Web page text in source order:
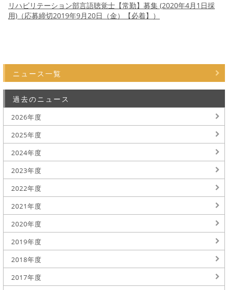
リハビリテーション部言語聴覚士【常勤】募集 (2020年4月1日採
用)（応募締切2019年9月20日（金）【必着】）
ニュース一覧
過去のニュース
2026年度
2025年度
2024年度
2023年度
2022年度
2021年度
2020年度
2019年度
2018年度
2017年度